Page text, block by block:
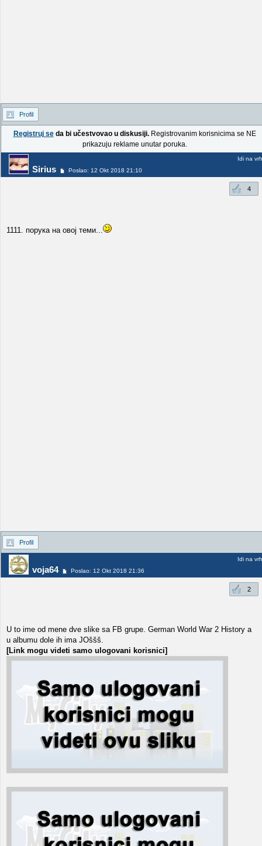
Profil
Registruj seda bi učestvovao u diskusiji.Registrovanim korisnicima se NE
prikazuju reklame unutar poruka.
Sirius Poslao: 12 Okt 2018 21:10
Idi na vrh
4
1111. порука на овој теми...
Profil
voja64 Poslao: 12 Okt 2018 21:36
Idi na vrh
2
U to ime od mene dve slike sa FB grupe. German World War 2 History a
u albumu dole ih ima JOššš.
[Link mogu videti samo ulogovani korisnici]